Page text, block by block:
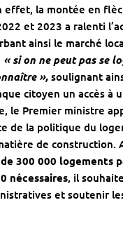
effet, la montée en
et 2023 a ralenti
ainsi le marché
« si on ne peut pas se
»,soulignant
citoyen un accès à
le Premier ministre
de la politique du
de construction.
300 000 logements
nécessaires, il
et soutenir